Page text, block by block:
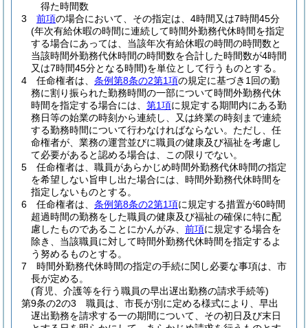
得た時間数
3
前項の場合において、その指定は、4時間又は7時間45分
(年次有給休暇の時間に連続して時間外勤務代休時間を指定
する場合にあっては、当該年次有給休暇の時間の時間数と
当該時間外勤務代休時間の時間数を合計した時間数が4時間
又は7時間45分となる時間)を単位として行うものとする。
4
任命権者は、 条例第8条の2第1項の規定に基づき1回の勤
務に割り振られた勤務時間の一部について時間外勤務代休
時間を指定する場合には、 第1項に規定する期間内にある勤
務日等の始業の時刻から連続し、又は終業の時刻まで連続
する勤務時間について行わなければならない。 ただし、任
命権者が、業務の運営並びに職員の健康及び福祉を考慮し
て必要があると認める場合は、この限りでない。
5
任命権者は、職員があらかじめ時間外勤務代休時間の指定
を希望しない旨申し出た場合には、時間外勤務代休時間を
指定しないものとする。
6
任命権者は、 条例第8条の2第1項に規定する措置が60時間
超過時間の勤務をした職員の健康及び福祉の確保に特に配
慮したものであることにかんがみ、 前項に規定する場合を
除き、当該職員に対して時間外勤務代休時間を指定するよ
う努めるものとする。
7
時間外勤務代休時間の指定の手続に関し必要な事項は、市
長が定める。
(育児、介護等を行う職員の早出遅出勤務の請求手続等)
第9条の2の3
職員は、市長が別に定める様式により、早出
遅出勤務を請求する一の期間について、その初日及び末日